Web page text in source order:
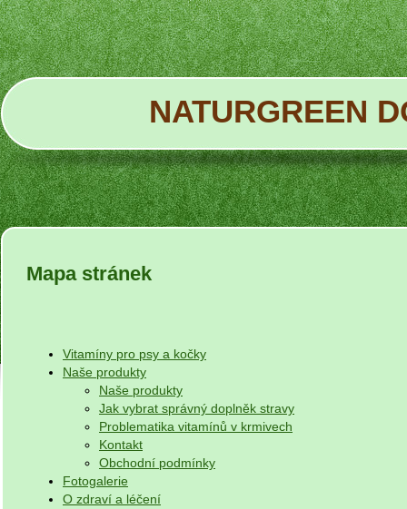
NATURGREEN
Mapa stránek
Vitamíny pro psy a kočky
Naše produkty
Naše produkty
Jak vybrat správný doplněk stravy
Problematika vitamínů v krmivech
Kontakt
Obchodní podmínky
Fotogalerie
O zdraví a léčení